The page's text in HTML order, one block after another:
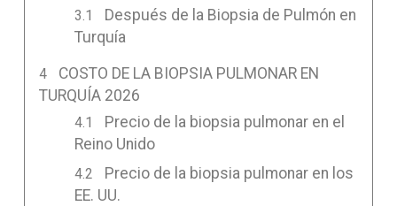
Después de la Biopsia de Pulmón en
Turquía
COSTO DE LA BIOPSIA PULMONAR EN
TURQUÍA 2026
Precio de la biopsia pulmonar en el
Reino Unido
Precio de la biopsia pulmonar en los
EE. UU.